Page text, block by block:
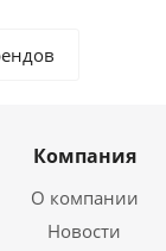
Компания
О компании
Новости